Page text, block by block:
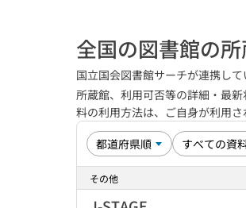
全国の図書館の
国立国会図書館サーチが連携し
所蔵館、利用可否等の詳細・最
料の利用方法は、ご自身が利用
その他